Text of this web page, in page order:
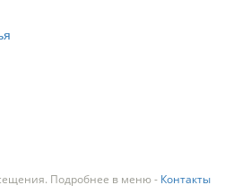
Подробнее в меню - Контакты